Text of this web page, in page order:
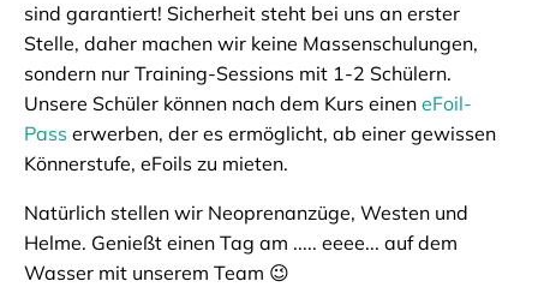
sind garantiert! Sicherheit steht bei uns an erster
Stelle, daher machen wir keine Massenschulungen,
sondern nur Training-Sessions mit 1-2 Schülern.
Unsere Schüler können nach dem Kurs einen eFoil-
Pass erwerben, der es ermöglicht, ab einer gewissen
Könnerstufe, eFoils zu mieten.
Natürlich stellen wir Neoprenanzüge, Westen und
Helme. Genießt einen Tag am ..... eeee... auf dem
Wasser mit unserem Team 😉